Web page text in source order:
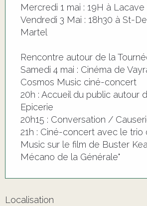
Mercredi 1 mai : 19H à Lacave
Vendredi 3 Mai : 18h30 à St-
Martel
Rencontre autour de la
Samedi 4 mai : Cinéma de
Cosmos Music ciné-concert
20h : Accueil du public autour
Epicerie
20h15 : Conversation /
21h : Ciné-concert avec le trio
Music sur le film de Buster
Mécano de la Générale"
Localisation